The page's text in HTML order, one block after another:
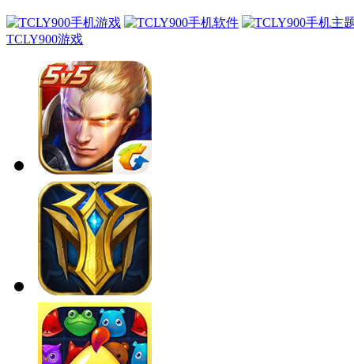
TCLY900游戏